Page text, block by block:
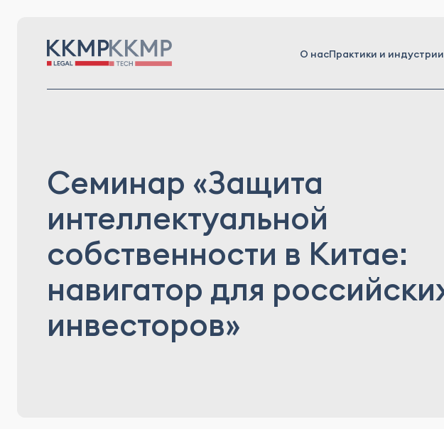
О насПрактики и индустрии
Семинар «Защита
интеллектуальной
собственности в Китае:
навигатор для
инвесторов»